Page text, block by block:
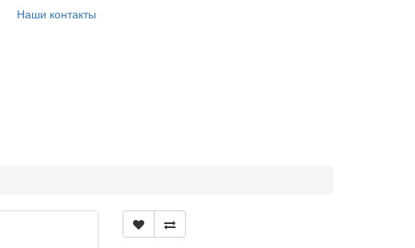
Наши контакты